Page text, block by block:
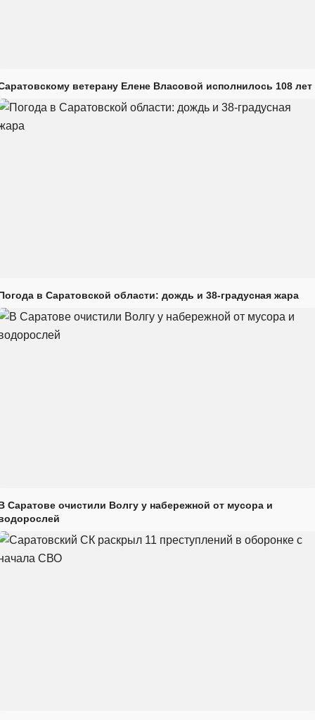
ветерану Елене Власовой исполнилось 108 лет
в Саратовской области: дождь и 38-градусная жара
Саратове очистили Волгу у набережной от мусора и